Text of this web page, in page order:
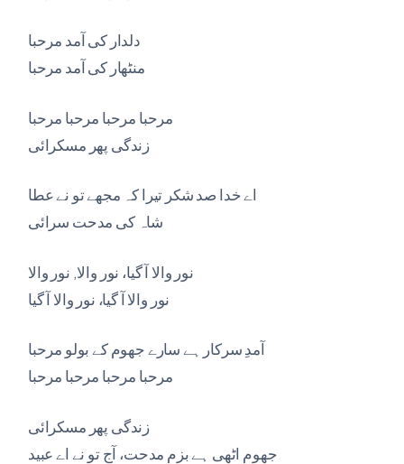
دلدار کی آمد مرحبا
منٹھار کی آمد مرحبا
مرحبا مرحبا مرحبا مرحبا
زندگی پھر مسکرائی
اے خدا صد شکر تیرا کہ مجھے تو نے عطا
شاہ کی مدحت سرائی
نور والا آ گیا، نور والا, نور والا
نور والا آ گیا، نور والا آ گیا
آمدِ سرکار ہے سارے جھوم کے بولو مرحبا
مرحبا مرحبا مرحبا مرحبا
زندگی پھر مسکرائی
جھوم اٹھی ہے بزمِ مدحت، آج تو نے اے عبید